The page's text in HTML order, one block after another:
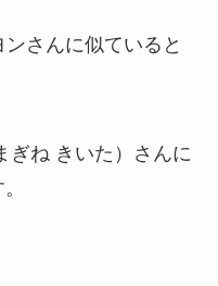
さんに似ていると
ぎね きいた）さんに